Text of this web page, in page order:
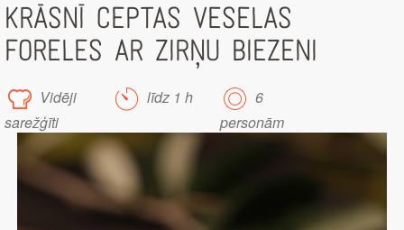
KRĀSNĪ CEPTAS VESELAS
FORELES AR ZIRŅU BIEZENI
Vidēji
sarežģīti
līdz 1 h
6
personām